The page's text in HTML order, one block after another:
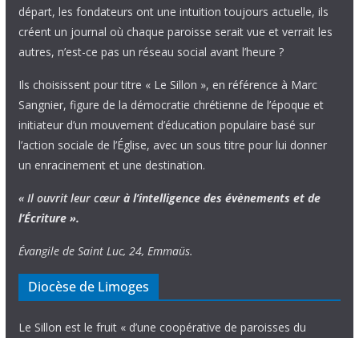
départ, les fondateurs ont une intuition toujours actuelle, ils
créent un journal où chaque paroisse serait vue et verrait les
autres, n’est-ce pas un réseau social avant l’heure ?
Ils choisissent pour titre « Le Sillon », en référence à Marc
Sangnier, figure de la démocratie chrétienne de l’époque et
initiateur d’un mouvement d’éducation populaire basé sur
l’action sociale de l’Église, avec un sous titre pour lui donner
un enracinement et une destination.
« Il ouvrit leur cœur à l’intelligence des évènements et de
l’Écriture ».
Évangile de Saint Luc, 24, Emmaüs.
Diocèse de Limoges
Le Sillon est le fruit « d’une coopérative de paroisses du